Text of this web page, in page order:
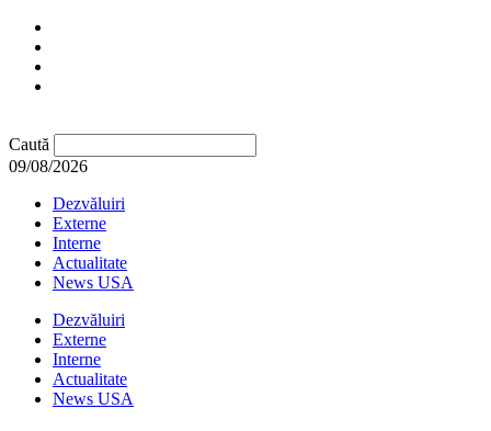
Caută
09/08/2026
Dezvăluiri
Externe
Interne
Actualitate
News USA
Dezvăluiri
Externe
Interne
Actualitate
News USA